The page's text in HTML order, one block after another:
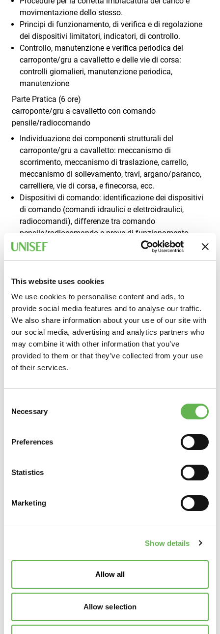
This website uses cookies
We use cookies to personalise content and ads, to
provide social media features and to analyse our traffic.
We also share information about your use of our site with
our social media, advertising and analytics partners who
may combine it with other information that you’ve
provided to them or that they’ve collected from your use
of their services.
Selection
Necessary
Preferences
Statistics
Marketing
Show details
Allow all
Allow selection
movimentazione dello stesso.
Principi di funzionamento, di verifica e di regolazione
dei dispositivi limitatori, indicatori, di controllo.
Controllo, manutenzione e verifica periodica del
carroponte/gru a cavalletto e delle vie di corsa:
controlli giornalieri, manutenzione periodica,
manutenzione
Parte Pratica (6 ore)
carroponte/gru a cavalletto con comando
pensile/radiocomando
Individuazione dei componenti strutturali del
carroponte/gru a cavalletto: meccanismo di
scorrimento, meccanismo di traslazione, carrello,
meccanismo di sollevamento, travi, argano/paranco,
carrelliere, vie di corsa, e finecorsa, ecc.
Dispositivi di comando: identificazione dei dispositivi
di comando (comandi idraulici e elettroidraulici,
radiocomandi), differenze tra comando
pensile/radiocomando e prove di funzionamento
(spostamento, posizionamento ed operatività),
Controlli pre-utilizzo: controlli visivi e funzionali del
carroponte/gru a cavalletto e di eventuali componenti
accessori, dei dispositivi di comando, di segnalazione
e di sicurezza, previsti dal costruttore nel manuale di
istruzioni dell’attrezzatura.
Manovre del carroponte/gru a cavalletto senza carico
(sollevamento, scorrimento, traslazione, ecc.) e prova
dei dispositivi di sicurezza previsti con comando
Valutazione della massa totale del carico, esecuzione
Manovre per contrastare/limitare l’oscillazione dei
Imbracatura dei carichi. Angoli di lavoro delle tratte.
dell’operatore. Limiti di utilizzo dell’attrezzature tenuto
conto delle sue caratteristiche e delle sue condizioni di
installazione. Manovre consentite tenuto conto delle
sue condizioni di installazione (zone interdette,
forma, consistenza, condizioni di trattenuta degli
elementi del carico, imballaggi, ecc.).
A chi è rivolto
Operatori addetti alla conduzione di carroponte e gru a
Personale di produzione, magazzino e manutenzione